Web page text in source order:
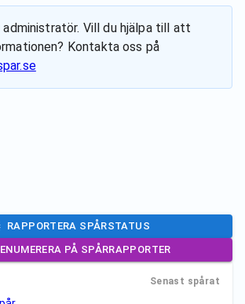
administratör. Vill du hjälpa till att
Kontakta oss på
RAPPORTERA SPÅRSTATUS
PÅ SPÅRRAPPORTER
Senast spårat